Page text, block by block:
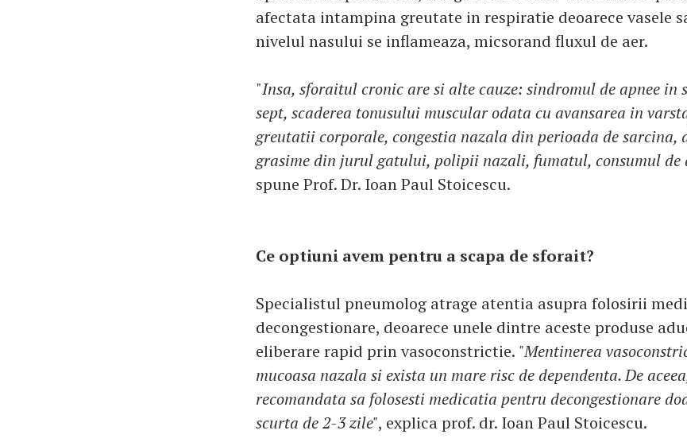
afectata intampina greutate in respiratie deoarece vasele
nivelul nasului se inflameaza, micsorand fluxul de aer.
"Insa, sforaitul cronic are si alte cauze: sindromul de apnee in
sept, scaderea tonusului muscular odata cu avansarea in
greutatii corporale, congestia nazala din perioada de sarcina,
grasime din jurul gatului, polipii nazali, fumatul, consumul de
spune Prof. Dr. Ioan Paul Stoicescu.
Ce optiuni avem pentru a scapa de sforait?
Specialistul pneumolog atrage atentia asupra folosirii
decongestionare, deoarece unele dintre aceste produse
eliberare rapid prin vasoconstrictie. "Mentinerea
mucoasa nazala si exista un mare risc de dependenta. De
recomandata sa folosesti medicatia pentru decongestionare
scurta de 2-3 zile", explica prof. dr. Ioan Paul Stoicescu.